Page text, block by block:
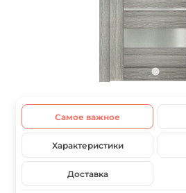
Самое важное
Характеристики
Доставка